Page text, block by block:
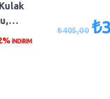
İNDİRİM
₺405,00 ₺